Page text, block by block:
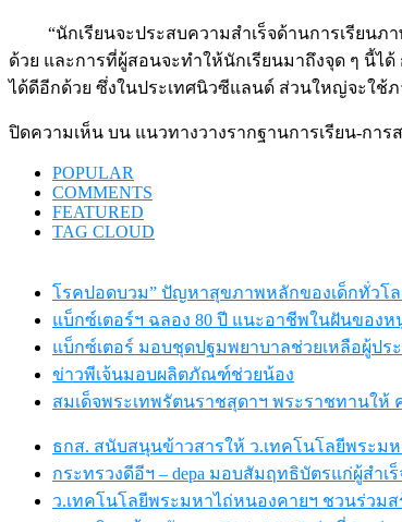
“นักเรียนจะประสบความสำเร็จด้านการเรียน
ด้วย และการที่ผู้สอนจะทำให้นักเรียนมาถึงจุด ๆ นี้ไ
ได้ดีอีกด้วย ซึ่งในประเทศนิวซีแลนด์ ส่วนใหญ่จะใช้
ปิดความเห็น บน แนวทางวางรากฐานการเรียน-กา
POPULAR
COMMENTS
FEATURED
TAG CLOUD
โรคปอดบวม” ปัญหาสุขภาพหลักของเด็กทั่วโ
แบ็กซ์เตอร์ฯ ฉลอง 80 ปี แนะอาชีพในฝันของห
แบ็กซ์เตอร์ มอบชุดปฐมพยาบาลช่วยเหลือผู้ปร
ข่าวพีเจ้นมอบผลิตภัณฑ์ช่วยน้อง
สมเด็จพระเทพรัตนราชสุดาฯ พระราชทานให้
ธกส. สนับสนุนข้าวสารให้ ว.เทคโนโลยีพระม
กระทรวงดีอีฯ – depa มอบสัมฤทธิบัตรแก่ผู้สำเ
ว.เทคโนโลยีพระมหาไถ่หนองคายฯ ชวนร่วม